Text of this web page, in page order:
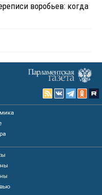
воробьев: когда